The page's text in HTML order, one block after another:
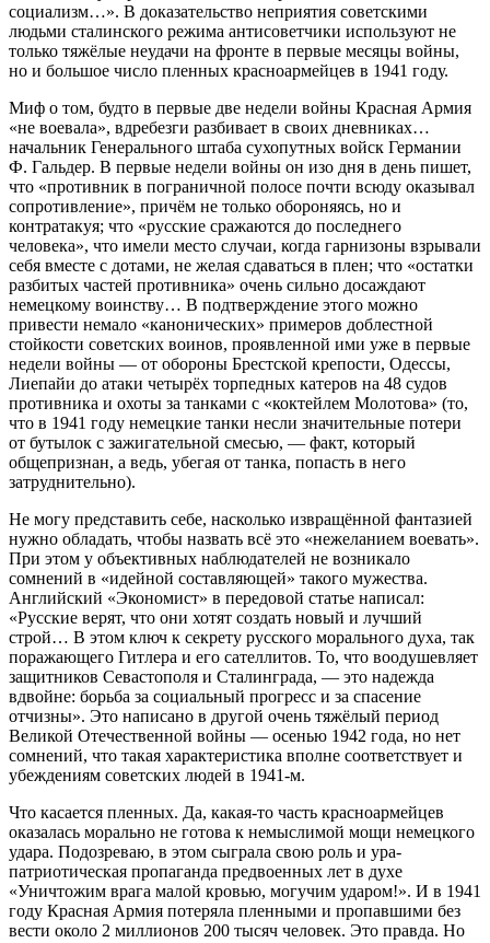
социализм…». В доказательство неприятия советскими
людьми сталинского режима антисоветчики используют не
только тяжёлые неудачи на фронте в первые месяцы войны,
но и большое число пленных красноармейцев в 1941 году.
Миф о том, будто в первые две недели войны Красная Армия
«не воевала», вдребезги разбивает в своих дневниках…
начальник Генерального штаба сухопутных войск Германии
Ф. Гальдер. В первые недели войны он изо дня в день пишет,
что «противник в пограничной полосе почти всюду оказывал
сопротивление», причём не только обороняясь, но и
контратакуя; что «русские сражаются до последнего
человека», что имели место случаи, когда гарнизоны взрывали
себя вместе с дотами, не желая сдаваться в плен; что «остатки
разбитых частей противника» очень сильно досаждают
немецкому воинству… В подтверждение этого можно
привести немало «канонических» примеров доблестной
стойкости советских воинов, проявленной ими уже в первые
недели войны — от обороны Брестской крепости, Одессы,
Лиепайи до атаки четырёх торпедных катеров на 48 судов
противника и охоты за танками с «коктейлем Молотова» (то,
что в 1941 году немецкие танки несли значительные потери
от бутылок с зажигательной смесью, — факт, который
общепризнан, а ведь, убегая от танка, попасть в него
затруднительно).
Не могу представить себе, насколько извращённой фантазией
нужно обладать, чтобы назвать всё это «нежеланием воевать».
При этом у объективных наблюдателей не возникало
сомнений в «идейной составляющей» такого мужества.
Английский «Экономист» в передовой статье написал:
«Русские верят, что они хотят создать новый и лучший
строй… В этом ключ к секрету русского морального духа, так
поражающего Гитлера и его сателлитов. То, что воодушевляет
защитников Севастополя и Сталинграда, — это надежда
вдвойне: борьба за социальный прогресс и за спасение
отчизны». Это написано в другой очень тяжёлый период
Великой Отечественной войны — осенью 1942 года, но нет
сомнений, что такая характеристика вполне соответствует и
убеждениям советских людей в 1941-м.
Что касается пленных. Да, какая-то часть красноармейцев
оказалась морально не готова к немыслимой мощи немецкого
удара. Подозреваю, в этом сыграла свою роль и ура-
патриотическая пропаганда предвоенных лет в духе
«Уничтожим врага малой кровью, могучим ударом!». И в 1941
году Красная Армия потеряла пленными и пропавшими без
вести около 2 миллионов 200 тысяч человек. Это правда. Но